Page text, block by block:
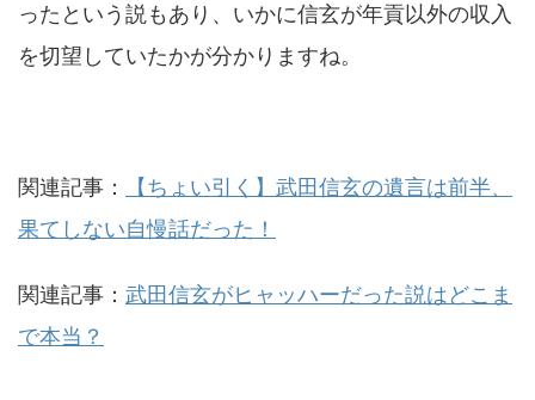
ったという説もあり、いかに信玄が年貢以外の収入
を切望していたかが分かりますね。
関連記事：
【ちょい引く】武田信玄の遺言は前半、
果てしない自慢話だった！
関連記事： 武田信玄がヒャッハーだった説はどこま
で本当？